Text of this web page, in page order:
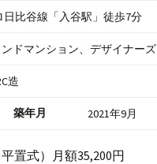
日比谷線「入谷駅」徒歩7分
ンドマンション、デザイナーズ
造
築年月 2021年9月
式）月額35,200円